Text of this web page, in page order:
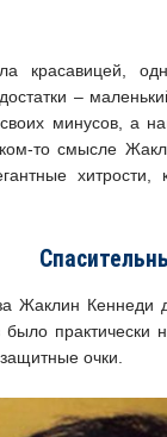
–
минусов, а
то смысле
Жаклин
было
очки.